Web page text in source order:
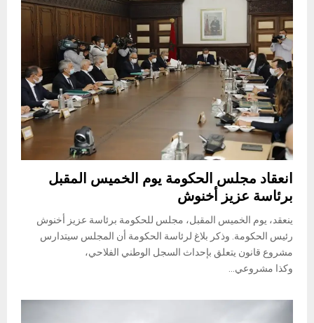
انعقاد مجلس الحكومة يوم الخميس المقبل
برئاسة عزيز أخنوش
ينعقد، يوم الخميس المقبل، مجلس للحكومة برئاسة عزيز أخنوش
رئيس الحكومة. وذكر بلاغ لرئاسة الحكومة أن المجلس سيتدارس
مشروع قانون يتعلق بإحداث السجل الوطني الفلاحي،
وكذا مشروعي...